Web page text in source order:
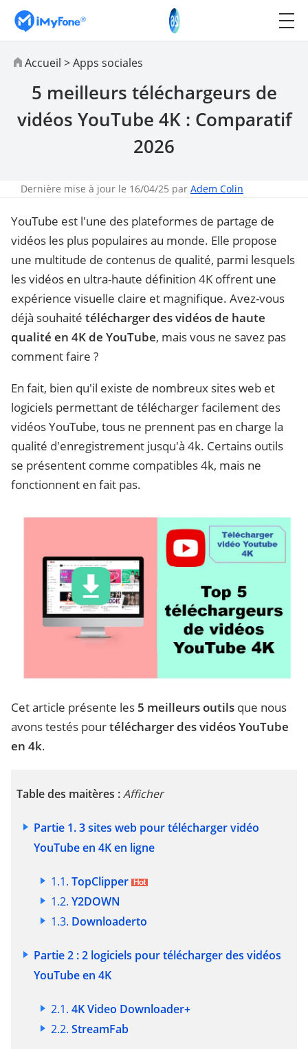
Accueil >Apps sociales
5 meilleurs téléchargeurs de
vidéos YouTube 4K : Comparatif
2026
Dernière mise à jour le 16/04/25 par Adem Colin
YouTube est l'une des plateformes de partage de
vidéos les plus populaires au monde. Elle propose
une multitude de contenus de qualité, parmi lesquels
les vidéos en ultra-haute définition 4K offrent une
expérience visuelle claire et magnifique. Avez-vous
déjà souhaité télécharger des vidéos de haute
qualité en 4K de YouTube, mais vous ne savez pas
comment faire ?
En fait, bien qu'il existe de nombreux sites web et
logiciels permettant de télécharger facilement des
vidéos YouTube, tous ne prennent pas en charge la
qualité d'enregistrement jusqu'à 4k. Certains outils
se présentent comme compatibles 4k, mais ne
fonctionnent en fait pas.
Cet article présente les 5 meilleurs outils que nous
avons testés pourtélécharger des vidéos YouTube
en 4k.
Table des maitères :Afficher
Partie 1. 3 sites web pour télécharger vidéo
YouTube en 4K en ligne
1.1. TopClipper
1.2. Y2DOWN
1.3. Downloaderto
Partie 2 : 2 logiciels pour télécharger des vidéos
YouTube en 4K
2.1. 4K Video Downloader+
2.2. StreamFab